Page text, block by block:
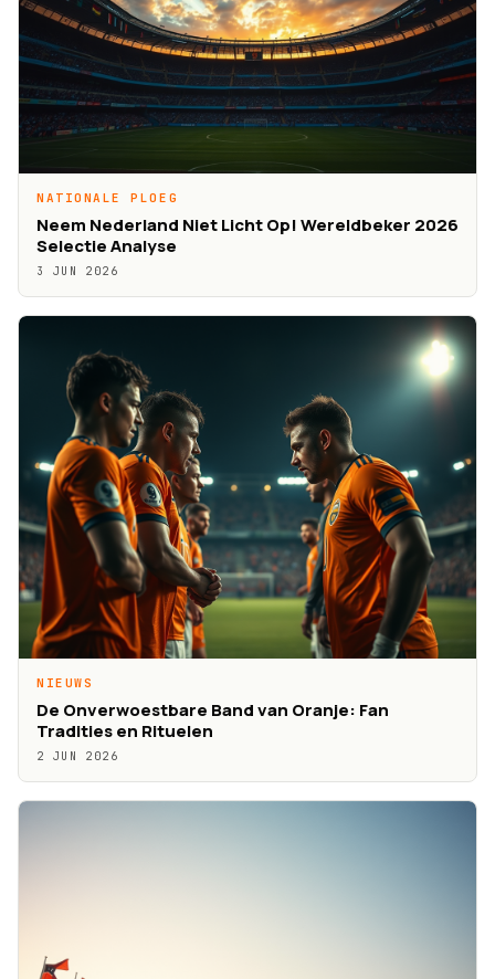
NATIONALE PLOEG
Neem Nederland Niet Licht Op! Wereldbeker 2026
Selectie Analyse
3 JUN 2026
NIEUWS
De Onverwoestbare Band van Oranje: Fan
Tradities en Rituelen
2 JUN 2026